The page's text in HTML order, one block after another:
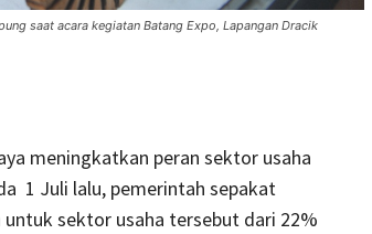
saat acara kegiatan Batang Expo, Lapangan Dracik
meningkatkan peran sektor usaha
1 Juli lalu, pemerintah sepakat
sektor usaha tersebut dari 22%